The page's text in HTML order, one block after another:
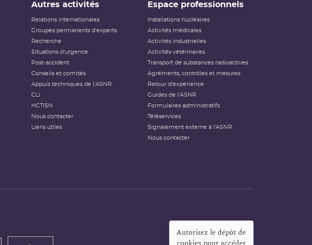
Autres activités
Relations internationales
Groupes permanents d'experts
Recherche
Situations d'urgence
Post-accident
Conseils et comités
Appuis techniques de l'ASNR
CLI
HCTISN
Nous contacter
Liens utiles
Espace professionnels
Installations nucléaires
Activités médicales
Activités industrielles
Activités vétérinaires
Transport de substances radioactives
Agréments, contrôles et mesures
Retour d'expérience
Guides de l'ASNR
Formulaires administratifs
Téléservices
Signalement externe à l'ASNR
Nous contacter
Autorisez le dépôt de